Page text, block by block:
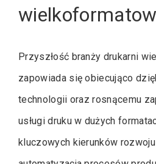
Przyszłość branży drukarni
zapowiada się obiecująco
technologii oraz rosnącemu
usługi druku w dużych
kluczowych kierunków